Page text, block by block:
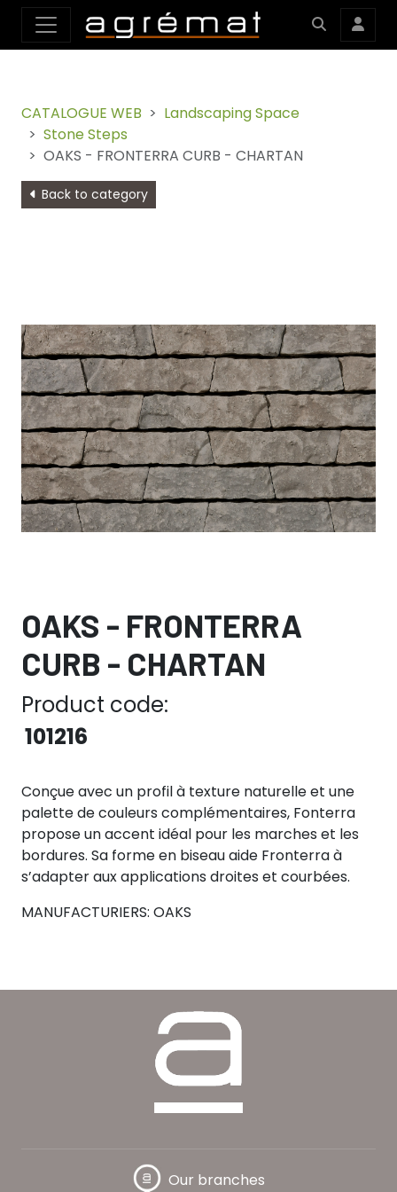
CATALOGUE WEB
Landscaping Space
Stone Steps
OAKS - FRONTERRA CURB - CHARTAN
Back to category
OAKS - FRONTERRA
CURB - CHARTAN
Product code:
101216
Conçue avec un profil à texture naturelle et une
palette de couleurs complémentaires, Fonterra
propose un accent idéal pour les marches et les
bordures. Sa forme en biseau aide Fronterra à
s’adapter aux applications droites et courbées.
MANUFACTURIERS: OAKS
Our branches